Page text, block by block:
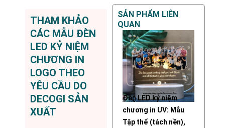
THAM KHẢO
CÁC MẪU ĐÈN
LED KỶ NIỆM
CHƯƠNG IN
LOGO THEO
YÊU CẦU DO
DECOGI SẢN
XUẤT
SẢN PHẨM LIÊN
QUAN
Đèn LED kỷ niệm
chương in UV: Mẫu
Tập thể (tách nền),